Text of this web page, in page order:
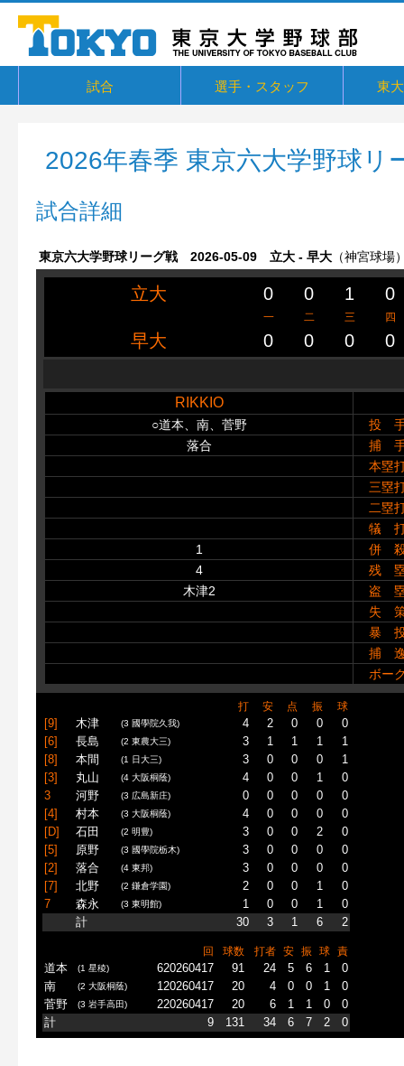
試合 選手・スタッフ 東
2026年春季 東京六大学野球リ
試合詳細
東京六大学野球リーグ戦 2026-05-09 立大 - 早大 （神宮球場
立大 0 0 1 0
一 二 三 四
早大 0 0 0 0
RIKKIO
○道本、南、菅野
投
落合
捕
本塁
三塁
二塁
犠
1
併
4
残
木津2
盗
失
暴
捕
ボー
打 安 点 振 球
[9] 木津 (3 國學院久我) 4 2 0 0
0
[6]
長島 (2 東農大三) 3 1 1 1
1
[8]
本間 (1 日大三) 3 0 0 0
1
[3]
丸山 (4 大阪桐蔭) 4 0 0 1
0
3
河野 (3 広島新庄) 0 0 0 0
0
[4]
村本 (3 大阪桐蔭) 4 0 0 0
0
[D]
石田 (2 明豊) 3 0 0 2
0
[5]
原野 (3 國學院栃木) 3 0 0 0
0
[2]
落合 (4 東邦) 3 0 0 0
0
[7]
北野 (2 鎌倉学園) 2 0 0 1
0
7
森永 (3 東明館) 1 0 0 1
0
計
30 3 1 6 2
回 球数 打者 安 振 球 責
道本 (1 星稜) 620260417 91 24 5 6 1
0
南
(2 大阪桐蔭) 120260417 20 4 0 0 1
0
菅野
(3 岩手高田) 220260417 20 6 1 1 0
0
計
9 131 34 6 7 2 0